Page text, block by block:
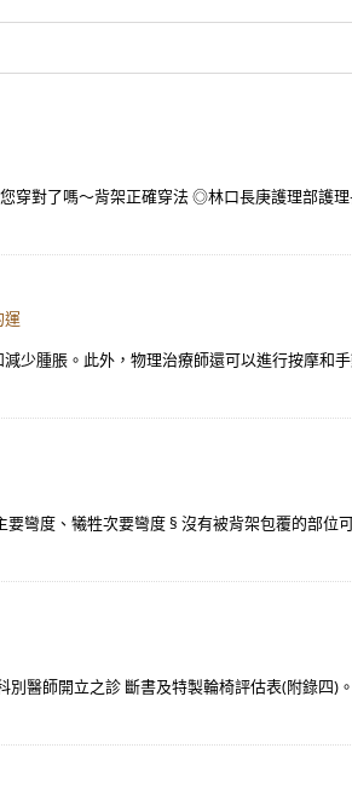
穿對了嗎～背架正確穿法 ◎林口長庚護理部護
運
少腫脹。此外，物理治療師還可以進行按摩和
彎度、犧牲次要彎度 § 沒有被背架包覆的部位
醫師開立之診 斷書及特製輪椅評估表(附錄四)